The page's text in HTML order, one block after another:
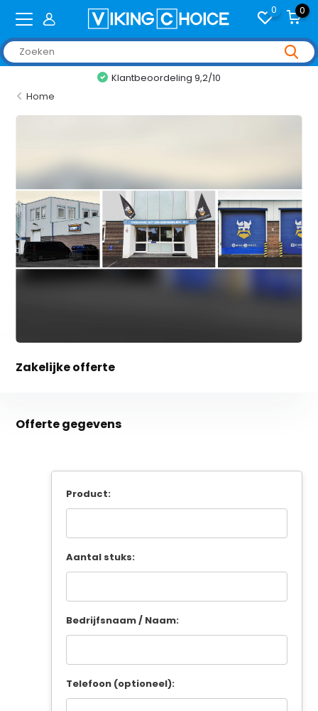
0 0
Klantbeoordeling 9,2/10
Home
Zakelijke offerte
Offerte gegevens
Product:
Aantal stuks:
Bedrijfsnaam / Naam:
Telefoon (optioneel):